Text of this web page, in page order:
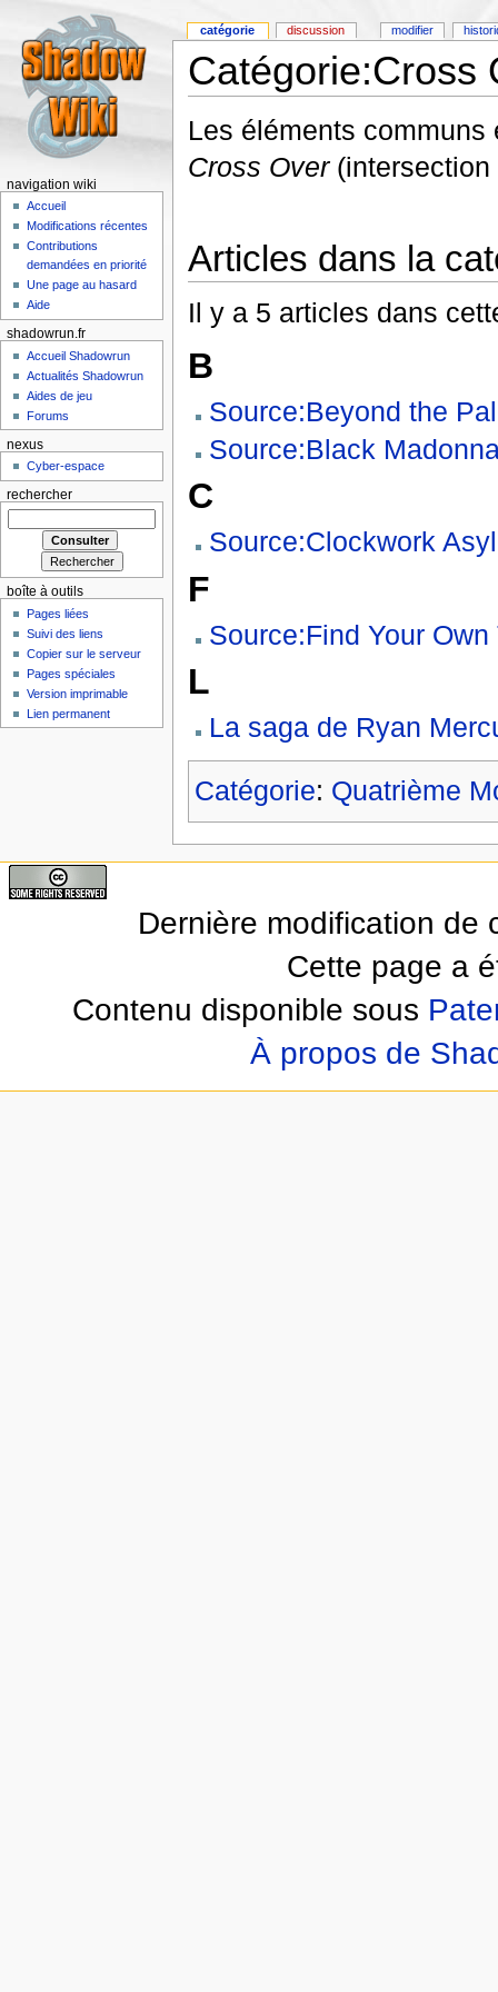
Catégorie:Cross
Les éléments
Cross Over
Articles dans la
Il y a 5 articles dans
B
Source:Beyond the
Source:Black
C
Source:Clockwork
F
Source:Find Your Own
L
La saga de Ryan
Catégorie: Quatrième
catégorie discussion modifier
navigation wiki
Accueil
Modifications récentes
Contributions
demandées en priorité
Une page au hasard
Aide
shadowrun.fr
Accueil Shadowrun
Actualités Shadowrun
Aides de jeu
Forums
nexus
Cyber-espace
rechercher
boîte à outils
Pages liées
Suivi des liens
Copier sur le serveur
Pages spéciales
Version imprimable
Lien permanent
Dernière modification de
Cette page a
Contenu disponible sous
À propos de